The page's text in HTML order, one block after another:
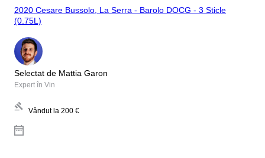
2020 Cesare Bussolo, La Serra - Barolo DOCG - 3 Sticle
(0.75L)
Selectat de Mattia Garon
Expert în Vin
Vândut la 200 €